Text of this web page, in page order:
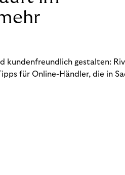
kundenfreundlich gestalten:
für Online-Händler, die in